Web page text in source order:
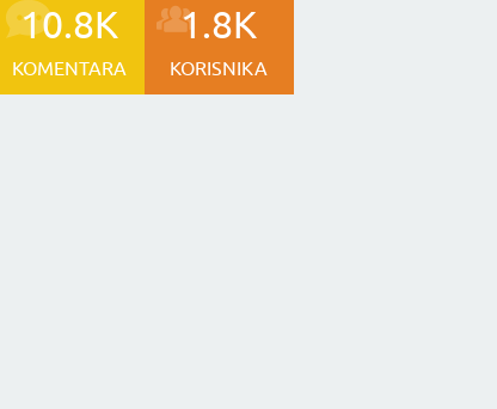
10.8K
KOMENTARA
1.8K
KORISNIKA